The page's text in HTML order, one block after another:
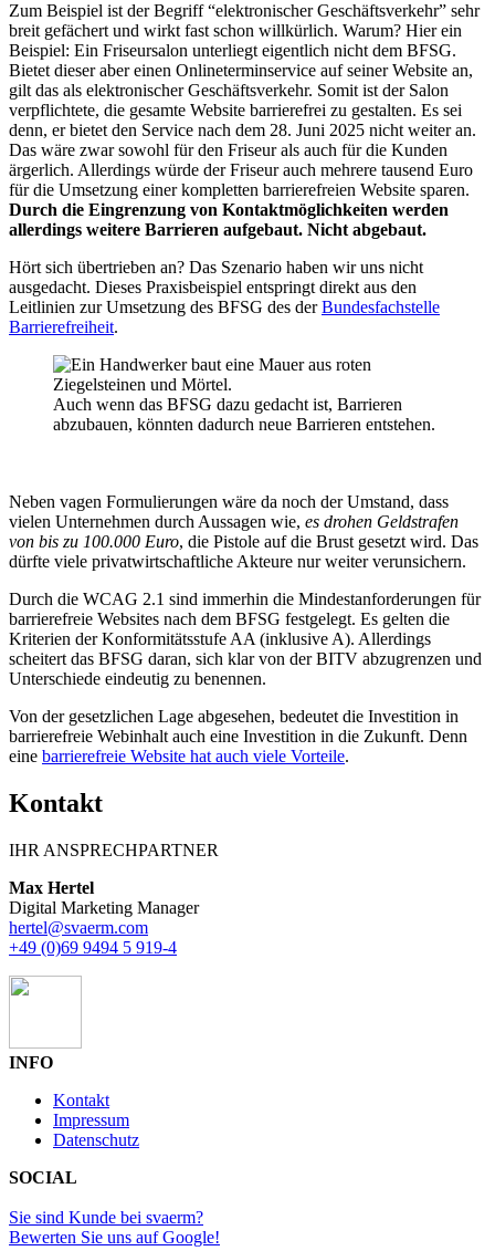
Zum Beispiel ist der Begriff “elektronischer Geschäftsverkehr” sehr
breit gefächert und wirkt fast schon willkürlich. Warum? Hier ein
Beispiel: Ein Friseursalon unterliegt eigentlich nicht dem BFSG.
Bietet dieser aber einen Onlineterminservice auf seiner Website an,
gilt das als elektronischer Geschäftsverkehr. Somit ist der Salon
verpflichtete, die gesamte Website barrierefrei zu gestalten. Es sei
denn, er bietet den Service nach dem 28. Juni 2025 nicht weiter an.
Das wäre zwar sowohl für den Friseur als auch für die Kunden
ärgerlich. Allerdings würde der Friseur auch mehrere tausend Euro
für die Umsetzung einer kompletten barrierefreien Website sparen.
Durch die Eingrenzung von Kontaktmöglichkeiten werden
allerdings weitere Barrieren aufgebaut. Nicht abgebaut.
Hört sich übertrieben an? Das Szenario haben wir uns nicht
ausgedacht. Dieses Praxisbeispiel entspringt direkt aus den
Leitlinien zur Umsetzung des BFSG des derBundesfachstelle
Barrierefreiheit.
Auch wenn das BFSG dazu gedacht ist, Barrieren
abzubauen, könnten dadurch neue Barrieren entstehen.
Neben vagen Formulierungen wäre da noch der Umstand, dass
vielen Unternehmen durch Aussagen wie, es drohen Geldstrafen
von bis zu 100.000 Euro, die Pistole auf die Brust gesetzt wird. Das
dürfte viele privatwirtschaftliche Akteure nur weiter verunsichern.
Durch die WCAG 2.1 sind immerhin die Mindestanforderungen für
barrierefreie Websites nach dem BFSG festgelegt. Es gelten die
Kriterien der Konformitätsstufe AA (inklusive A). Allerdings
scheitert das BFSG daran, sich klar von der BITV abzugrenzen und
Unterschiede eindeutig zu benennen.
Von der gesetzlichen Lage abgesehen, bedeutet die Investition in
barrierefreie Webinhalt auch eine Investition in die Zukunft. Denn
eine barrierefreie Website hat auch viele Vorteile.
Kontakt
IHR ANSPRECHPARTNER
Max Hertel
Digital Marketing Manager
hertel@svaerm.com
+49 (0)69 9494 5 919-4
INFO
Kontakt
Impressum
Datenschutz
SOCIAL
Sie sind Kunde bei svaerm?
Bewerten Sie uns auf Google!